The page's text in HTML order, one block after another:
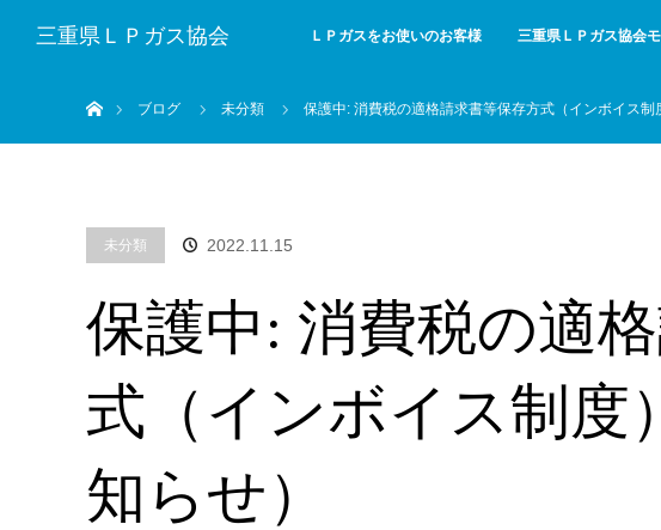
三重県ＬＰガス協会 ＬＰガスをお使いのお客様 三重県ＬＰガス協会
ブログ
未分類 保護中: 消費税の適格請求書等保存方式（インボイス制
未分類 2022.11.15
保護中: 消費税の適
式（インボイス制度
知らせ）